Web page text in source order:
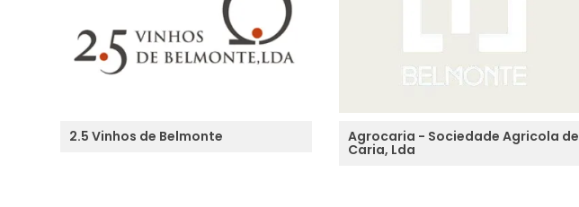
2.5 Vinhos de Belmonte Agrocaria - Sociedade Agricola de
Caria, Lda